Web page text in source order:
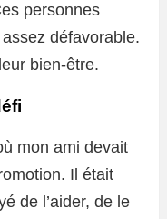
personnes
défavorable.
bien-être.
mon ami devait
Il était
de l’aider, de le